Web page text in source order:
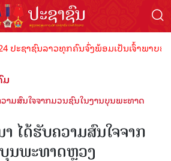
າຊົນລາວທຸກຄົນຈົ່ງພ້ອມເປັນເຈົ້າພາບທີ່ດີ
ມ
າມສົນໃຈຈາກມວນຊົນໃນງານບຸນພະທາດ
ໄດ້ຮັບຄວາມສົນໃຈຈາກ
ນພະທາດຫຼວງ